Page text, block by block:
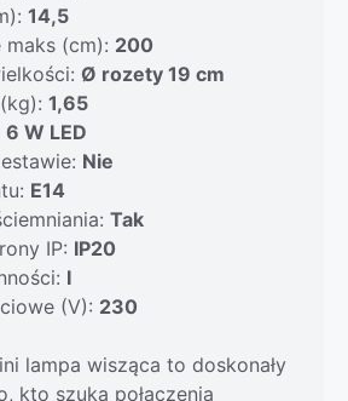
14,5
maks (cm): 200
Ø rozety 19 cm
1,65
6 W LED
Nie
E14
Tak
IP: IP20
I
(V): 230
lampa wisząca to doskonały
kto szuka połączenia